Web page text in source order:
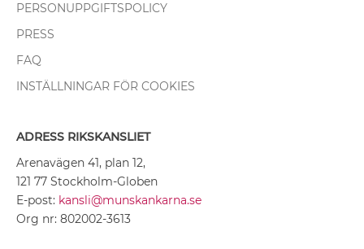
PERSONUPPGIFTSPOLICY
PRESS
FAQ
INSTÄLLNINGAR FÖR COOKIES
ADRESS RIKSKANSLIET
Arenavägen 41, plan 12,
121 77 Stockholm-Globen
E-post: kansli@munskankarna.se
Org nr: 802002-3613